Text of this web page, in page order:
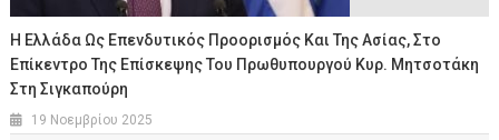
Η Ελλάδα Ως Επενδυτικός Προορισμός Και Της Ασίας, Στο
Επίκεντρο Της Επίσκεψης Του Πρωθυπουργού Κυρ. Μητσοτάκη
Στη Σιγκαπούρη
19 Νοεμβρίου 2025